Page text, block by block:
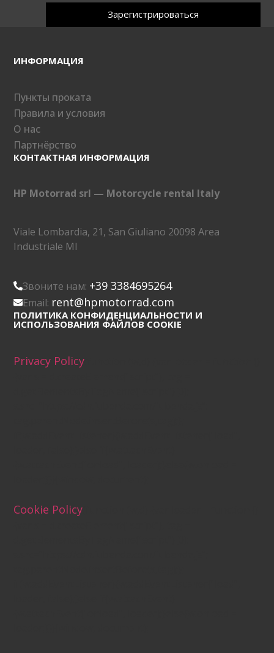
Зарегистрироваться
ИНФОРМАЦИЯ
Пункты проката
Правила и условия
О нас
Партнёрство
КОНТАКТНАЯ ИНФОРМАЦИЯ
HP Motorrad srl — Motorcycle rental Italy
Viale Lombardia, 21, San Giuliano 20098 Area
Industriale MI
Звоните нам: +39 3384695264
Email: rent@hpmotorrad.com
ПОЛИТИКА КОНФИДЕНЦИАЛЬНОСТИ И
ИСПОЛЬЗОВАНИЯ ФАЙЛОВ COOKIE
Privacy Policy
Cookie Policy